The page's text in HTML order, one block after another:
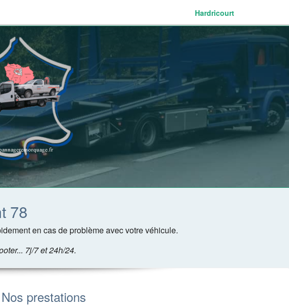
Hardricourt
78
en cas de problème avec votre véhicule.
7j/7 et 24h/24.
Nos prestations